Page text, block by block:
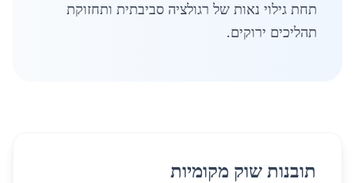
תחת גילוי נאות של רגולציה סביבתית ותחזוקת
תהליכים ירוקים.
תובנות שוק מקומיות